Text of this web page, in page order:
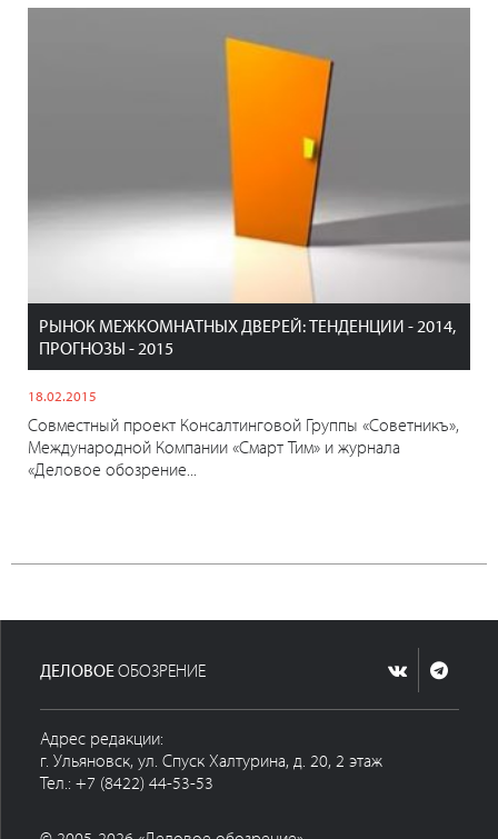
РЫНОК МЕЖКОМНАТНЫХ ДВЕРЕЙ: ТЕНДЕНЦИИ - 2014,
ПРОГНОЗЫ - 2015
18.02.2015
Совместный проект Консалтинговой Группы «Советникъ»,
Международной Компании «Смарт Тим» и журнала
«Деловое обозрение...
ДЕЛОВОЕ ОБОЗРЕНИЕ
Адрес редакции:
г. Ульяновск, ул. Спуск Халтурина, д. 20, 2 этаж
Тел.: +7 (8422) 44-53-53